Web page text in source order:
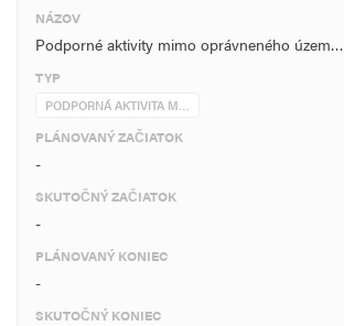
NÁZOV
Podporné aktivity mimo oprávneného územ…
TYP
PODPORNÁ AKTIVITA M…
PLÁNOVANÝ ZAČIATOK
-
SKUTOČNÝ ZAČIATOK
-
PLÁNOVANÝ KONIEC
-
SKUTOČNÝ KONIEC